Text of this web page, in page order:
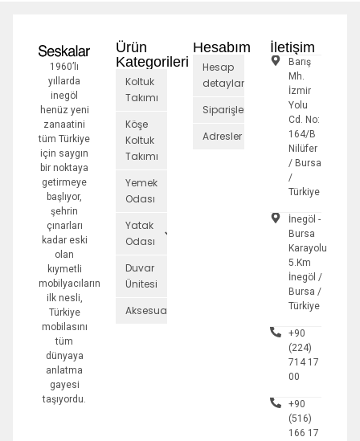
1960’lı
yıllarda
inegöl
henüz yeni
zanaatini
tüm Türkiye
için saygın
bir noktaya
getirmeye
başlıyor,
şehrin
çınarları
kadar eski
olan
kıymetli
mobilyacıların
ilk nesli,
Türkiye
mobilasını
tüm
dünyaya
anlatma
gayesi
taşıyordu.
Ürün
Kategorileri
Koltuk
Takımı
Köşe
Koltuk
Takımı
Yemek
Odası
Yatak
Odası
Duvar
Ünitesi
Aksesuarlar
Hesabım
Hesap
detayları
Siparişler
Adresler
İletişim
Barış
Mh.
İzmir
Yolu
Cd. No:
164/B
Nilüfer
/ Bursa
/
Türkiye
İnegöl -
Bursa
Karayolu
5.Km
İnegöl /
Bursa /
Türkiye
+90
(224)
714 17
00
+90
(516)
166 17